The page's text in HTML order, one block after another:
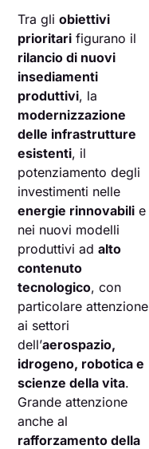
Tra gliobiettivi
prioritari figurano il
rilancio di nuovi
insediamenti
produttivi, la
modernizzazione
delle infrastrutture
esistenti, il
potenziamento degli
investimenti nelle
energie rinnovabili e
nei nuovi modelli
produttivi adalto
contenuto
tecnologico, con
particolare attenzione
ai settori
dell’aerospazio,
idrogeno, robotica e
scienze della vita.
Grande attenzione
anche al
rafforzamento della